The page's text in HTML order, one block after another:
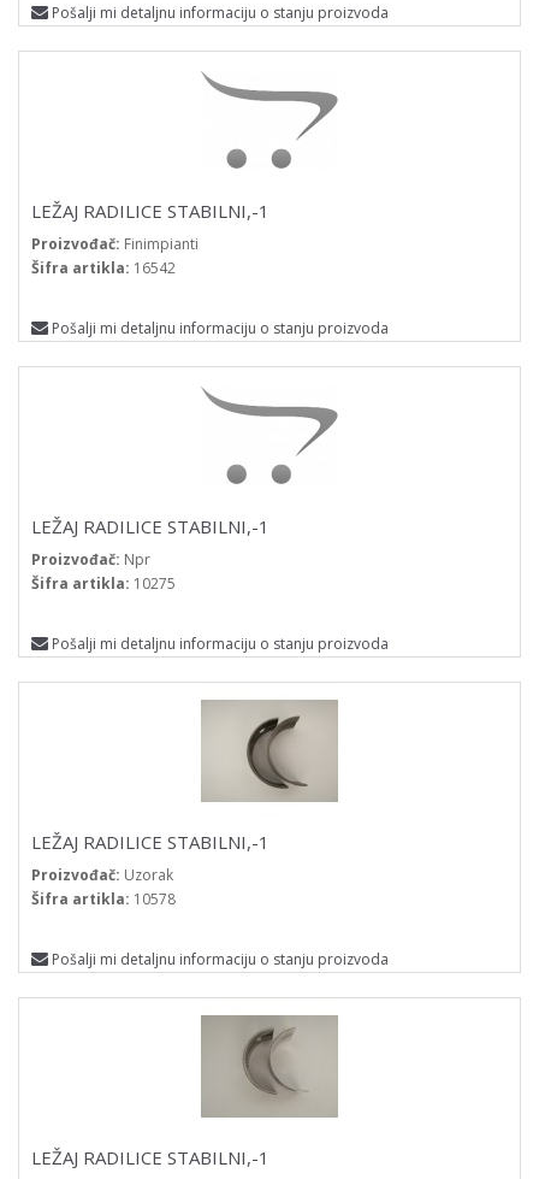
Pošalji mi detaljnu informaciju o stanju proizvoda
LEŽAJ RADILICE STABILNI,-1
Proizvođač: Finimpianti
Šifra artikla: 16542
Pošalji mi detaljnu informaciju o stanju proizvoda
LEŽAJ RADILICE STABILNI,-1
Proizvođač: Npr
Šifra artikla: 10275
Pošalji mi detaljnu informaciju o stanju proizvoda
LEŽAJ RADILICE STABILNI,-1
Proizvođač: Uzorak
Šifra artikla: 10578
Pošalji mi detaljnu informaciju o stanju proizvoda
LEŽAJ RADILICE STABILNI,-1